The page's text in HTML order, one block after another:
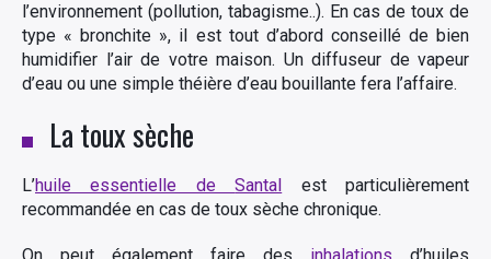
l’environnement (pollution, tabagisme..). En cas de toux de
type « bronchite », il est tout d’abord conseillé de bien
humidifier l’air de votre maison. Un diffuseur de vapeur
d’eau ou une simple théière d’eau bouillante fera l’affaire.
La toux sèche
L’huile essentielle deSantal est particulièrement
recommandée en cas de toux sèche chronique.